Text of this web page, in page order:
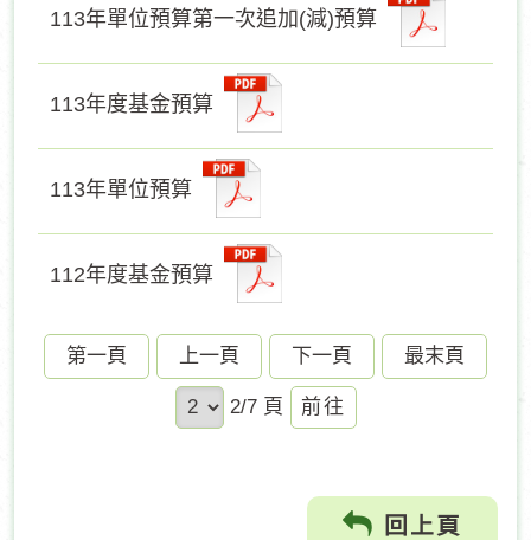
113年單位預算第一次追加(減)預算
113年度基金預算
113年單位預算
112年度基金預算
第一頁 上一頁 下一頁 最末頁
2/7 頁
前
往
回上頁